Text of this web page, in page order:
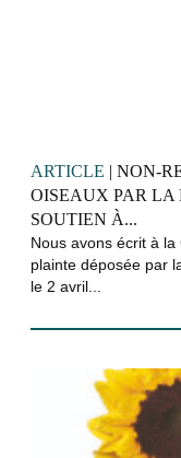
ARTICLE | NON-
OISEAUX PAR LA
SOUTIEN À...
Nous avons écrit à la
plainte déposée par
le 2 avril...